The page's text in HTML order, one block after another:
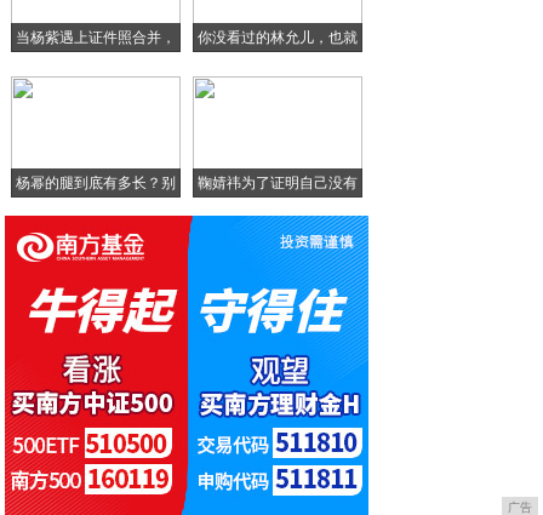
当杨紫遇上证件照合并，
你没看过的林允儿，也就
杨幂的腿到底有多长？别
鞠婧祎为了证明自己没有
广告